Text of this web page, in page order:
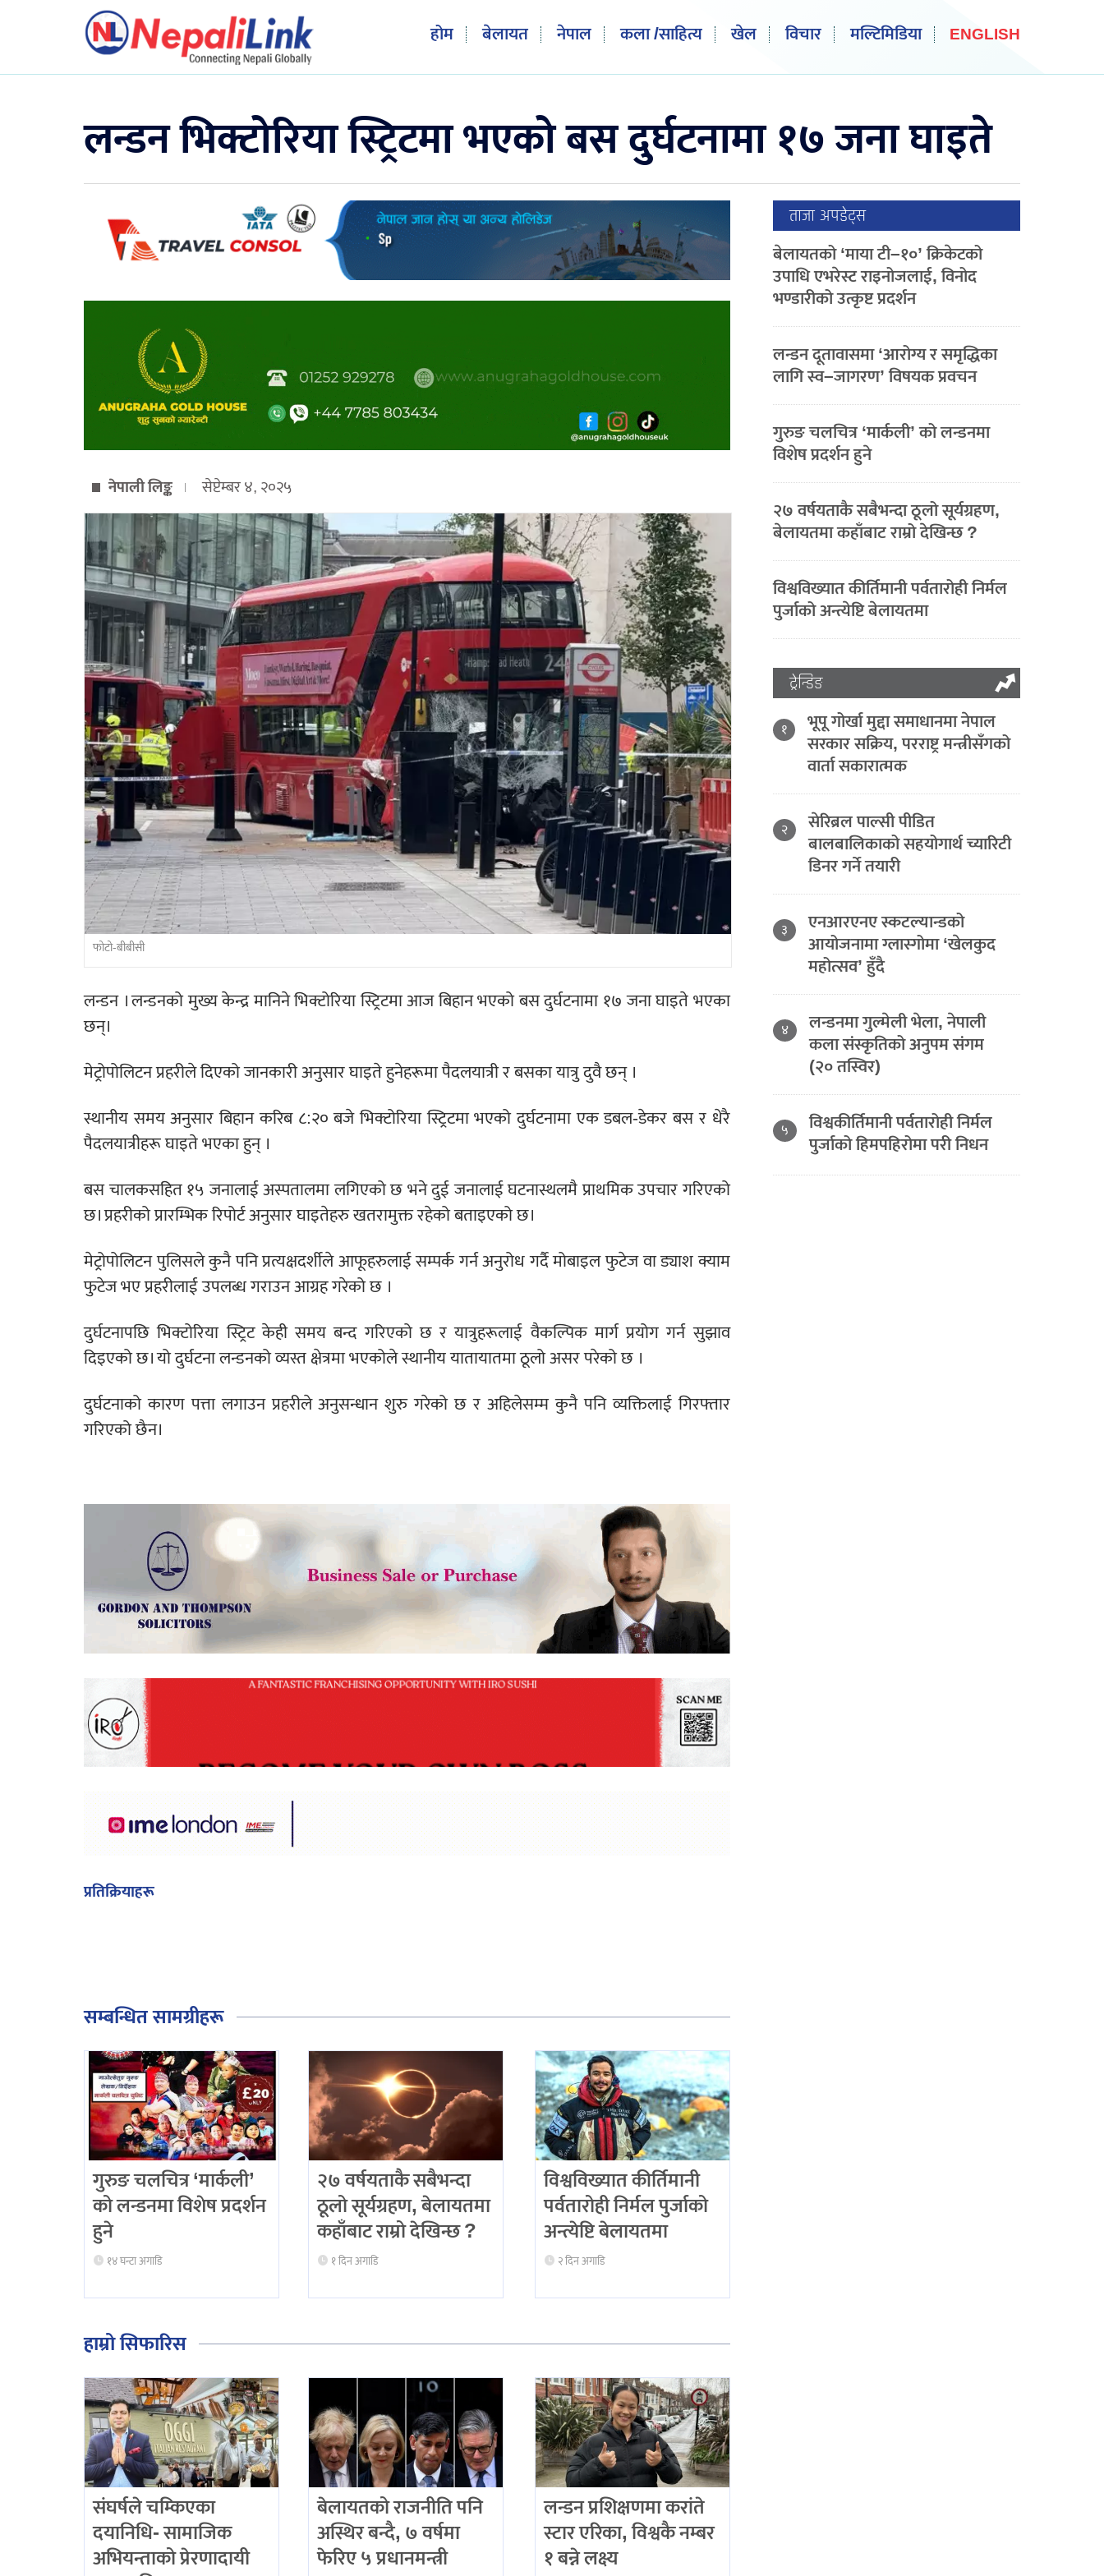
होम बेलायत नेपाल कला /साहित्य खेल विचार मल्टिमिडिया ENGLISH
लन्डन भिक्टोरिया स्ट्रिटमा भएको बस दुर्घटनामा १७ जना घाइते
नेपाली लिङ्क सेप्टेम्बर ४, २०२५
फोटो-बीबीसी
लन्डन । लन्डनको मुख्य केन्द्र मानिने भिक्टोरिया स्ट्रिटमा आज बिहान भएको बस दुर्घटनामा १७ जना घाइते भएका
छन्।
मेट्रोपोलिटन प्रहरीले दिएको जानकारी अनुसार घाइते हुनेहरूमा पैदलयात्री र बसका यात्रु दुवै छन् ।
स्थानीय समय अनुसार बिहान करिब ८:२० बजे भिक्टोरिया स्ट्रिटमा भएको दुर्घटनामा एक डबल-डेकर बस र धेरै
पैदलयात्रीहरू घाइते भएका हुन् ।
बस चालकसहित १५ जनालाई अस्पतालमा लगिएको छ भने दुई जनालाई घटनास्थलमै प्राथमिक उपचार गरिएको
छ। प्रहरीको प्रारम्भिक रिपोर्ट अनुसार घाइतेहरु खतरामुक्त रहेको बताइएको छ।
मेट्रोपोलिटन पुलिसले कुनै पनि प्रत्यक्षदर्शीले आफूहरुलाई सम्पर्क गर्न अनुरोध गर्दै मोबाइल फुटेज वा ड्याश क्याम
फुटेज भए प्रहरीलाई उपलब्ध गराउन आग्रह गरेको छ ।
दुर्घटनापछि भिक्टोरिया स्ट्रिट केही समय बन्द गरिएको छ र यात्रुहरूलाई वैकल्पिक मार्ग प्रयोग गर्न सुझाव
दिइएको छ। यो दुर्घटना लन्डनको व्यस्त क्षेत्रमा भएकोले स्थानीय यातायातमा ठूलो असर परेको छ ।
दुर्घटनाको कारण पत्ता लगाउन प्रहरीले अनुसन्धान शुरु गरेको छ र अहिलेसम्म कुनै पनि व्यक्तिलाई गिरफ्तार
गरिएको छैन।
प्रतिक्रियाहरू
सम्बन्धित सामग्रीहरू
गुरुङ चलचित्र ‘मार्कली’
को लन्डनमा विशेष प्रदर्शन
हुने
१४ घन्टा अगाडि
२७ वर्षयताकै सबैभन्दा
ठूलो सूर्यग्रहण, बेलायतमा
कहाँबाट राम्रो देखिन्छ ?
१ दिन अगाडि
विश्वविख्यात कीर्तिमानी
पर्वतारोही निर्मल पुर्जाको
अन्त्येष्टि बेलायतमा
२ दिन अगाडि
हाम्रो सिफारिस
संघर्षले चम्किएका
दयानिधि- सामाजिक
अभियन्ताको प्रेरणादायी
बेलायतको राजनीति पनि
अस्थिर बन्दै, ७ वर्षमा
फेरिए ५ प्रधानमन्त्री
लन्डन प्रशिक्षणमा करांते
स्टार एरिका, विश्वकै नम्बर
१ बन्ने लक्ष्य
ताजा अपडेट्स
बेलायतको ‘माया टी–१०’ क्रिकेटको
उपाधि एभरेस्ट राइनोजलाई, विनोद
भण्डारीको उत्कृष्ट प्रदर्शन
लन्डन दूतावासमा ‘आरोग्य र समृद्धिका
लागि स्व–जागरण’ विषयक प्रवचन
गुरुङ चलचित्र ‘मार्कली’ को लन्डनमा
विशेष प्रदर्शन हुने
२७ वर्षयताकै सबैभन्दा ठूलो सूर्यग्रहण,
बेलायतमा कहाँबाट राम्रो देखिन्छ ?
विश्वविख्यात कीर्तिमानी पर्वतारोही निर्मल
पुर्जाको अन्त्येष्टि बेलायतमा
ट्रेन्डिङ
१ भूपू गोर्खा मुद्दा समाधानमा नेपाल
सरकार सक्रिय, परराष्ट्र मन्त्रीसँगको
वार्ता सकारात्मक
२ सेरिब्रल पाल्सी पीडित
बालबालिकाको सहयोगार्थ च्यारिटी
डिनर गर्ने तयारी
३ एनआरएनए स्कटल्यान्डको
आयोजनामा ग्लास्गोमा ‘खेलकुद
महोत्सव’ हुँदै
४ लन्डनमा गुल्मेली भेला, नेपाली
कला संस्कृतिको अनुपम संगम
(२० तस्विर)
५ विश्वकीर्तिमानी पर्वतारोही निर्मल
पुर्जाको हिमपहिरोमा परी निधन